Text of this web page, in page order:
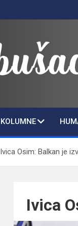
KOLUMNE
Ivica Osim: Balkan je
Ivica